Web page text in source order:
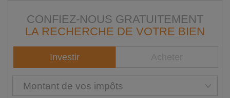
CONFIEZ-NOUS GRATUITEMENT
LA RECHERCHE DE VOTRE BIEN
Investir